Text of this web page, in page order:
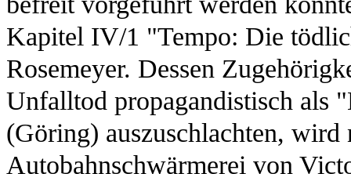
Kapitel IV/1 "Tempo: Die
Rosemeyer. Dessen
Unfalltod propagandistisch als
(Göring) auszuschlachten,
Autobahnschwärmerei von